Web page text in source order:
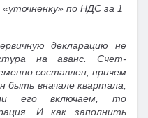
по НДС за 1
декларацию не
на аванс. Счет-
составлен, причем
быть вначале квартала,
его включаем, то
И как заполнить